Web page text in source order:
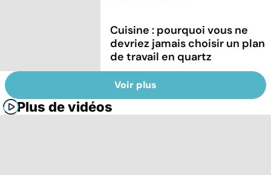
Cuisine : pourquoi vous ne
devriez jamais choisir un plan
de travail en quartz
Voir plus
Plus de vidéos